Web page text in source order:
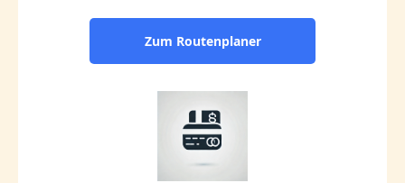
Zum Routenplaner